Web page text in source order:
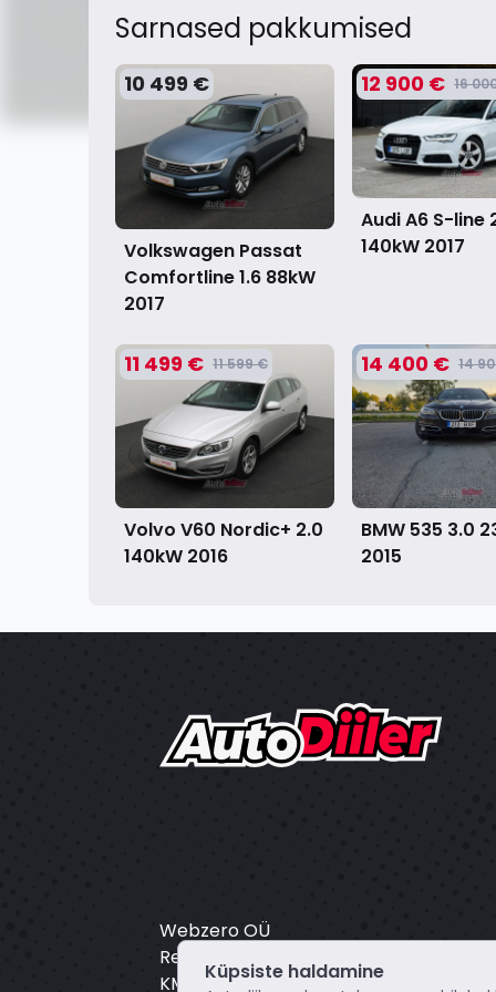
Sarnased pakkumised
10 499 €
Volkswagen Passat
Comfortline 1.6 88kW
2017
12 900 € 16
Audi A6 S-line
140kW 2017
11 499 € 11 599 €
Volvo V60 Nordic+ 2.0
140kW 2016
14 400 € 14
BMW 535 3.0
2015
Webzero OÜ
Registrikood: 16804172
KMKR: EE102649495
Küpsiste haldamine